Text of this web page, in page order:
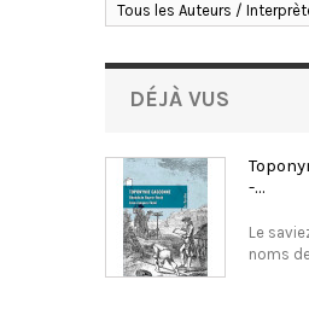
Tous les Auteurs /
DÉJÀ VUS
-...
Le
noms